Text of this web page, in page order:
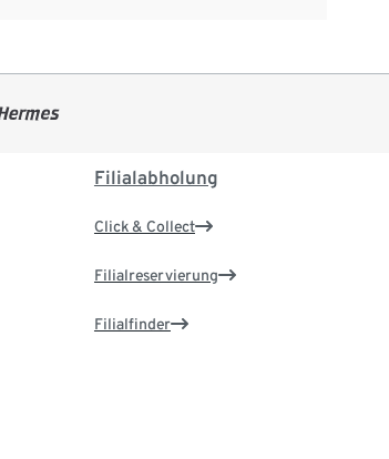
Filialabholung
Click & Collect
Filialreservierung
Filialfinder